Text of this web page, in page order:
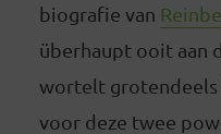
biografie van
überhaupt ooit aan
wortelt
voor deze twee